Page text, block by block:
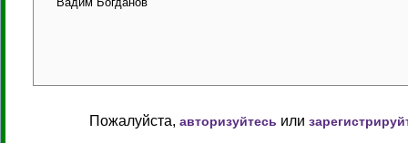
Пожалуйста, авторизуйтесь или